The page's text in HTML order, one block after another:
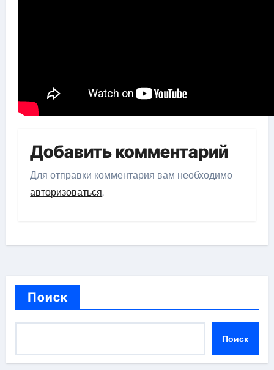
Добавить комментарий
Для отправки комментария вам необходимо
авторизоваться.
Поиск
Поиск